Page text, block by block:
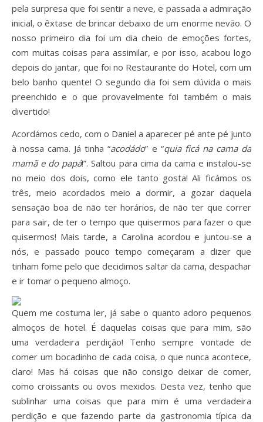
pela surpresa que foi sentir a neve, e passada a admiração
inicial, o êxtase de brincar debaixo de um enorme nevão. O
nosso primeiro dia foi um dia cheio de emoções fortes,
com muitas coisas para assimilar, e por isso, acabou logo
depois do jantar, que foi no Restaurante do Hotel, com um
belo banho quente! O segundo dia foi sem dúvida o mais
preenchido e o que provavelmente foi também o mais
divertido!
Acordámos cedo, com o Daniel a aparecer pé ante pé junto
à nossa cama. Já tinha “acodádo” e “quia ficá na cama da
mamã e do papá!”. Saltou para cima da cama e instalou-se
no meio dos dois, como ele tanto gosta! Ali ficámos os
três, meio acordados meio a dormir, a gozar daquela
sensação boa de não ter horários, de não ter que correr
para sair, de ter o tempo que quisermos para fazer o que
quisermos! Mais tarde, a Carolina acordou e juntou-se a
nós, e passado pouco tempo começaram a dizer que
tinham fome pelo que decidimos saltar da cama, despachar
e ir tomar o pequeno almoço.
Quem me costuma ler, já sabe o quanto adoro pequenos
almoços de hotel. É daquelas coisas que para mim, são
uma verdadeira perdição! Tenho sempre vontade de
comer um bocadinho de cada coisa, o que nunca acontece,
claro! Mas há coisas que não consigo deixar de comer,
como croissants ou ovos mexidos. Desta vez, tenho que
sublinhar uma coisas que para mim é uma verdadeira
perdição e que fazendo parte da gastronomia típica da